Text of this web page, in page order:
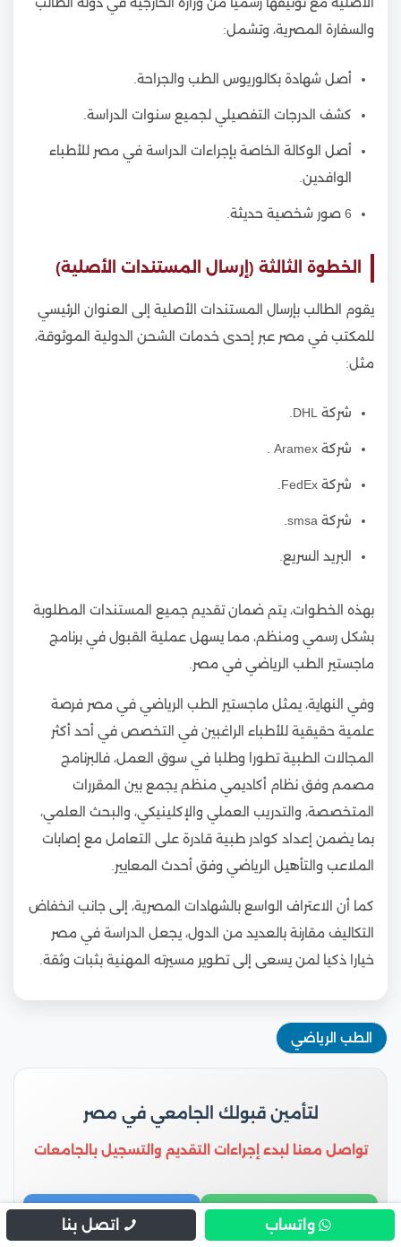
والسفارة المصرية، وتشمل:
أصل شهادة بكالوريوس الطب والجراحة.
كشف الدرجات التفصيلي لجميع سنوات الدراسة.
أصل الوكالة الخاصة بإجراءات الدراسة في مصر للأطباء
الوافدين.
6 صور شخصية حديثة.
الخطوة الثالثة (إرسال المستندات الأصلية)
يقوم الطالب بإرسال المستندات الأصلية إلى العنوان الرئيسي
للمكتب في مصر عبر إحدى خدمات الشحن الدولية الموثوقة،
مثل:
شركة DHL.
شركة Aramex .
شركة FedEx.
شركة smsa.
البريد السريع.
بهذه الخطوات، يتم ضمان تقديم جميع المستندات المطلوبة
بشكل رسمي ومنظم، مما يسهل عملية القبول في برنامج
ماجستير الطب الرياضي في مصر.
وفي النهاية، يمثل ماجستير الطب الرياضي في مصر فرصة
علمية حقيقية للأطباء الراغبين في التخصص في أحد أكثر
المجالات الطبية تطورا وطلبا في سوق العمل، فالبرنامج
مصمم وفق نظام أكاديمي منظم يجمع بين المقررات
المتخصصة، والتدريب العملي والإكلينيكي، والبحث العلمي،
بما يضمن إعداد كوادر طبية قادرة على التعامل مع إصابات
الملاعب والتأهيل الرياضي وفق أحدث المعايير.
كما أن الاعتراف الواسع بالشهادات المصرية، إلى جانب انخفاض
التكاليف مقارنة بالعديد من الدول، يجعل الدراسة في مصر
خيارا ذكيا لمن يسعى إلى تطوير مسيرته المهنية بثبات وثقة.
الطب الرياضي
لتأمين قبولك الجامعي في مصر
تواصل معنا لبدء إجراءات التقديم والتسجيل بالجامعات
واتساب اتصل بنا
واتساب اتصل بنا